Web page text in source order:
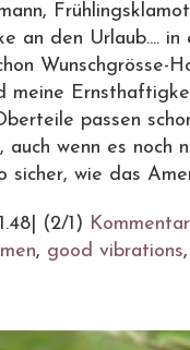
an den Urlaub....
meine
passen
auch wenn es
sicher, wie das
(2/1)
, good vibrations,